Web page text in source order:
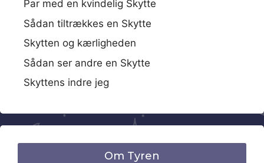
Par med en kvindelig Skytte
Sådan tiltrækkes en Skytte
Skytten og kærligheden
Sådan ser andre en Skytte
Skyttens indre jeg
Om Tyren